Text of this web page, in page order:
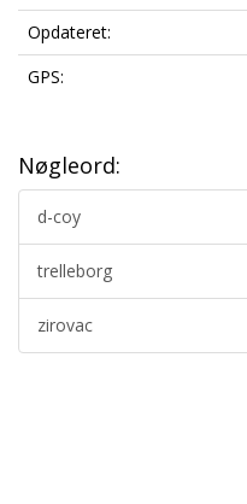
Opdateret:
GPS:
Nøgleord:
d-coy
trelleborg
zirovac